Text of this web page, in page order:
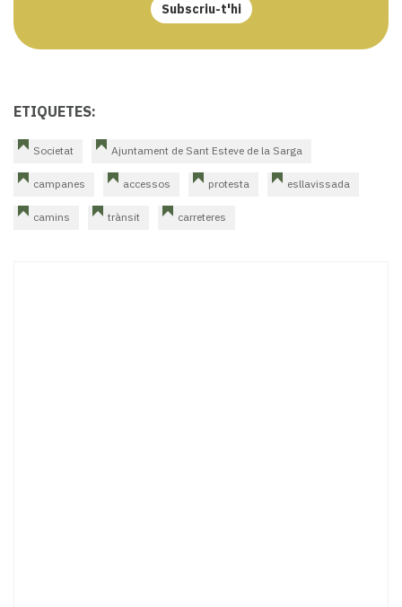
Subscriu-t'hi
ETIQUETES:
Societat Ajuntament de Sant Esteve de la Sarga
campanes accessos protesta esllavissada
camins trànsit carreteres